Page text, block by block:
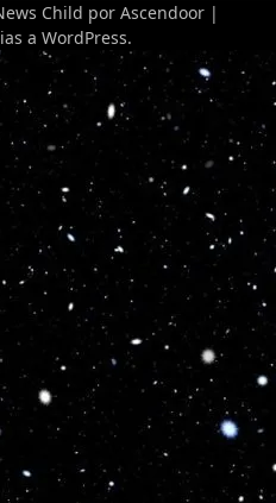
Child por Ascendoor |
a WordPress.